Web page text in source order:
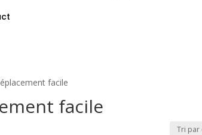
facile
facile